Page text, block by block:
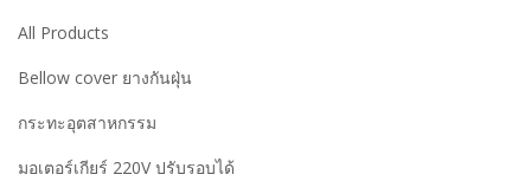
All Products
Bellow cover ยางกันฝุ่น
กระทะอุตสาหกรรม
มอเตอร์เกียร์ 220V ปรับรอบได้